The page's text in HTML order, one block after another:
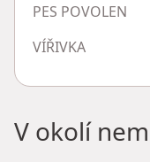
PES POVOLEN
VÍŘIVKA
V okolí